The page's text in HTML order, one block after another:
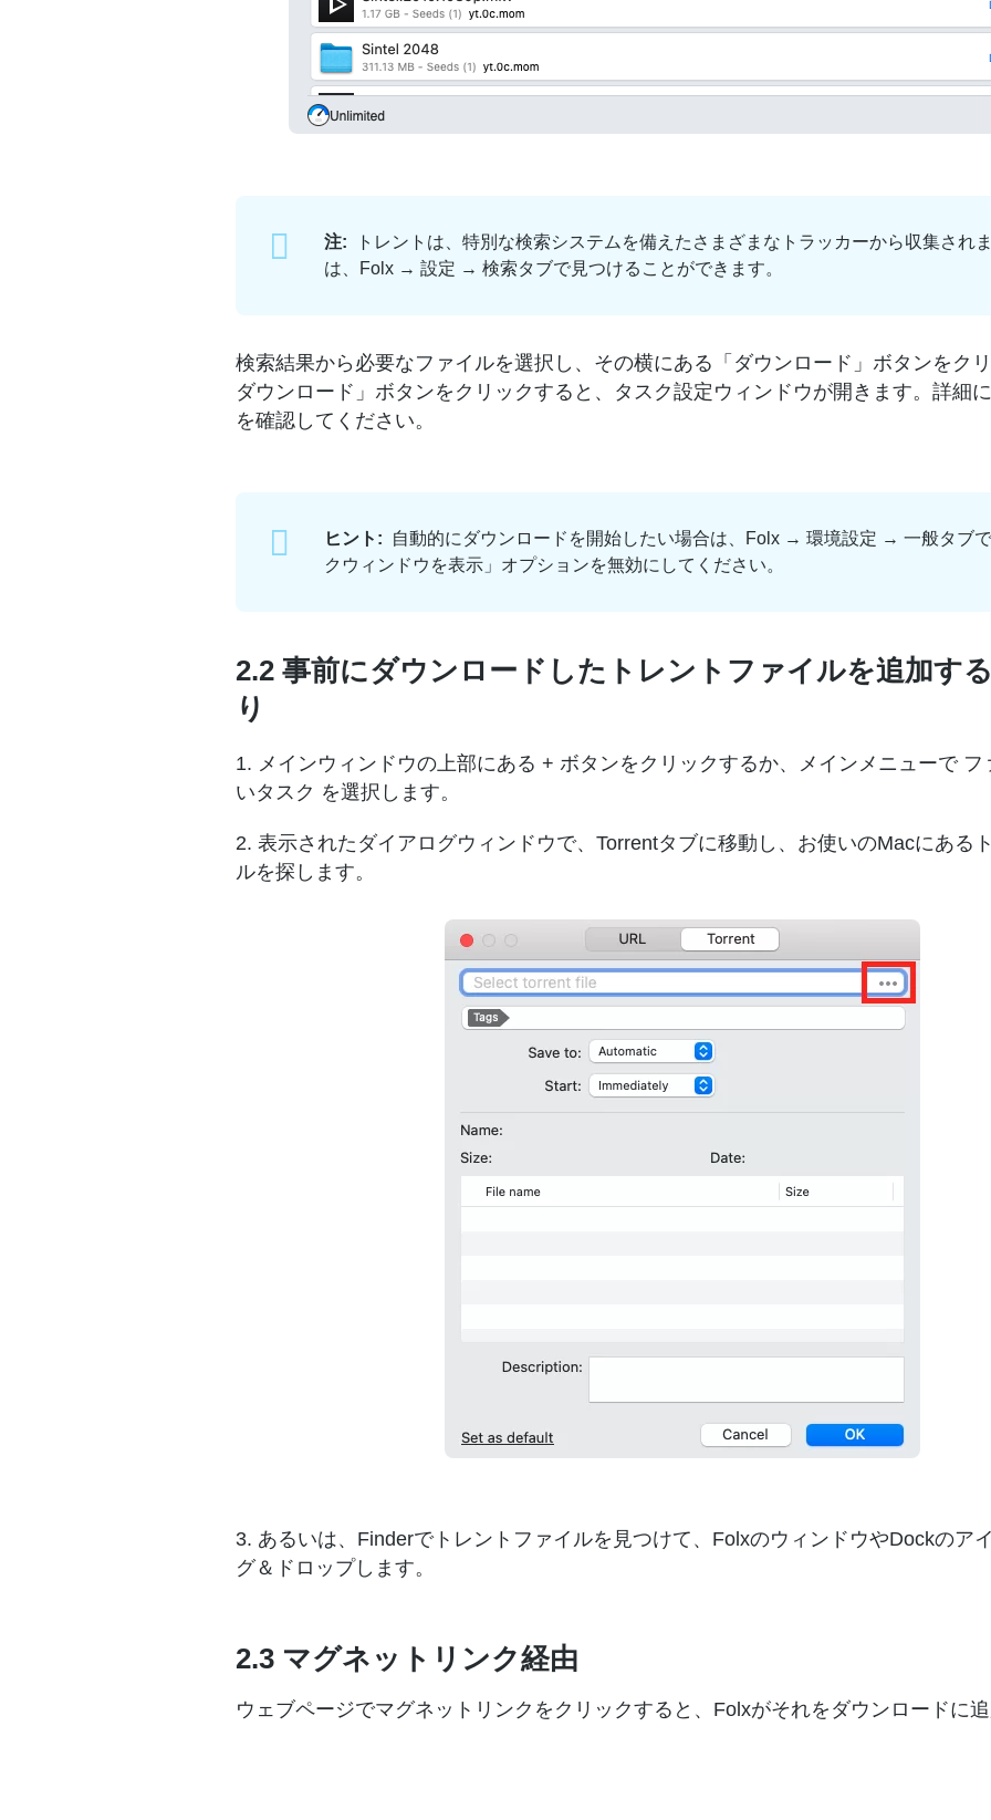
注:
トレントは、特別な検索システムを備えたさまざまなトラッカーから収集され
は、Folx → 設定 → 検索タブで見つけることができます。
検索結果から必要なファイルを選択し、その横にある「ダウンロード」ボタンをクリ
ダウンロード」ボタンをクリックすると、タスク設定ウィンドウが開きます。詳細
を確認してください。
ヒント:
自動的にダウンロードを開始したい場合は、Folx → 環境設定 → 一般タブ
クウィンドウを表示」オプションを無効にしてください。
2.2 事前にダウンロードしたトレントファイルを追加す
り
1. メインウィンドウの上部にある + ボタンをクリックするか、メインメニューで
いタスク を選択します。
2. 表示されたダイアログウィンドウで、Torrentタブに移動し、お使いのMacにある
ルを探します。
3. あるいは、Finderでトレントファイルを見つけて、FolxのウィンドウやDockのア
グ＆ドロップします。
2.3 マグネットリンク経由
ウェブページでマグネットリンクをクリックすると、Folxがそれをダウンロードに追